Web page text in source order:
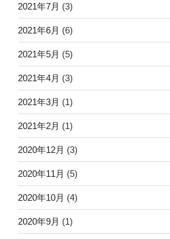
2021年7月 (3)
2021年6月 (6)
2021年5月 (5)
2021年4月 (3)
2021年3月 (1)
2021年2月 (1)
2020年12月 (3)
2020年11月 (5)
2020年10月 (4)
2020年9月 (1)